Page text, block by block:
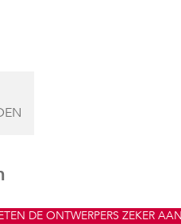
DE ONTWERPERS ZEKER